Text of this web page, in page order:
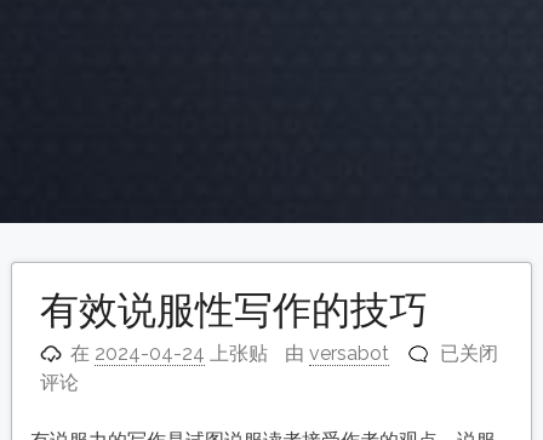
有效说服性写作的技巧
在 2024-04-24 上张贴 由versabot
有
已关闭
评论